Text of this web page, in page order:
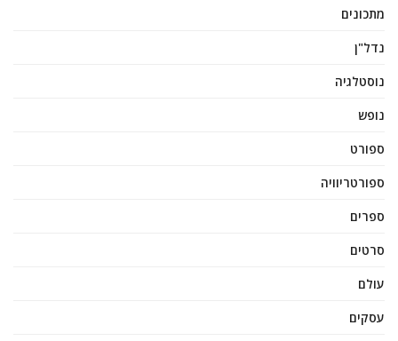
מתכונים
נדל"ן
נוסטלגיה
נופש
ספורט
ספורטריוויה
ספרים
סרטים
עולם
עסקים